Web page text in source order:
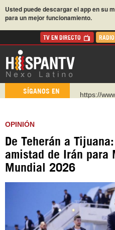
Usted puede descargar el app en su
para un mejor funcionamiento.
TV EN DIRECTO
SÍGANOS EN
https://
https://
WhatsApp
https://
OPINIÓN
De Teherán a
amistad de Irán para
Mundial 2026